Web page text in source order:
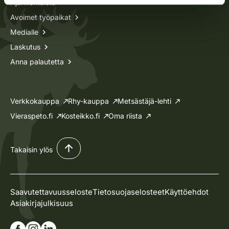
Ajankohtaista
Avoimet työpaikat
Medialle
Laskutus
Anna palautetta
Verkkokauppa Rhy-kauppa
Metsästäjä-lehti
Vieraspeto.fi
Kosteikko.fi Oma riista
Takaisin ylös
SaavutettavuusselosteTietosuojaselosteetKäyttöehdot
Asiakirjajulkisuus